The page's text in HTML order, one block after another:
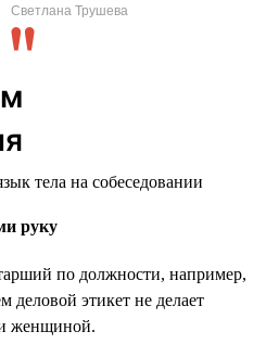
Светлана Трушева
руку
по должности, например,
деловой этикет не делает
женщиной.